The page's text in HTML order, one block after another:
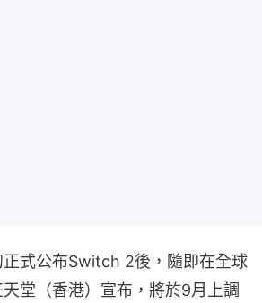
式公布Switch 2後，隨即在全球
堂（香港）宣布，將於9月上調